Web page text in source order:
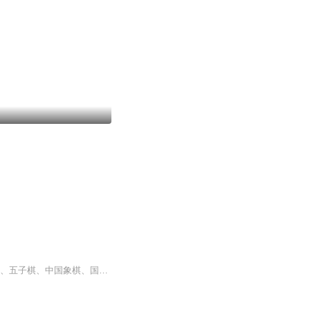
【内容简介】“周先生，我们注意到您小时候曾经涉猎过篮球、乒乓球、羽毛球、围棋、跳棋、五子棋、中国象棋、国际象棋、书法绘画、吉他音乐……等多方面的领域，那这是否意味着就算您当初不选择足球做您的职业，您在其他领域也一样可以取得如今的成功？”...